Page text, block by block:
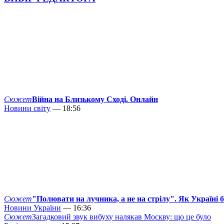
СюжетВійна на Близькому Сході. Онлайн
Новини світу — 18:56
Сюжет"Полювати на лучника, а не на стрілу". Як Україні
Новини України — 16:36
СюжетЗагадковий звук вибуху налякав Москву: що це було